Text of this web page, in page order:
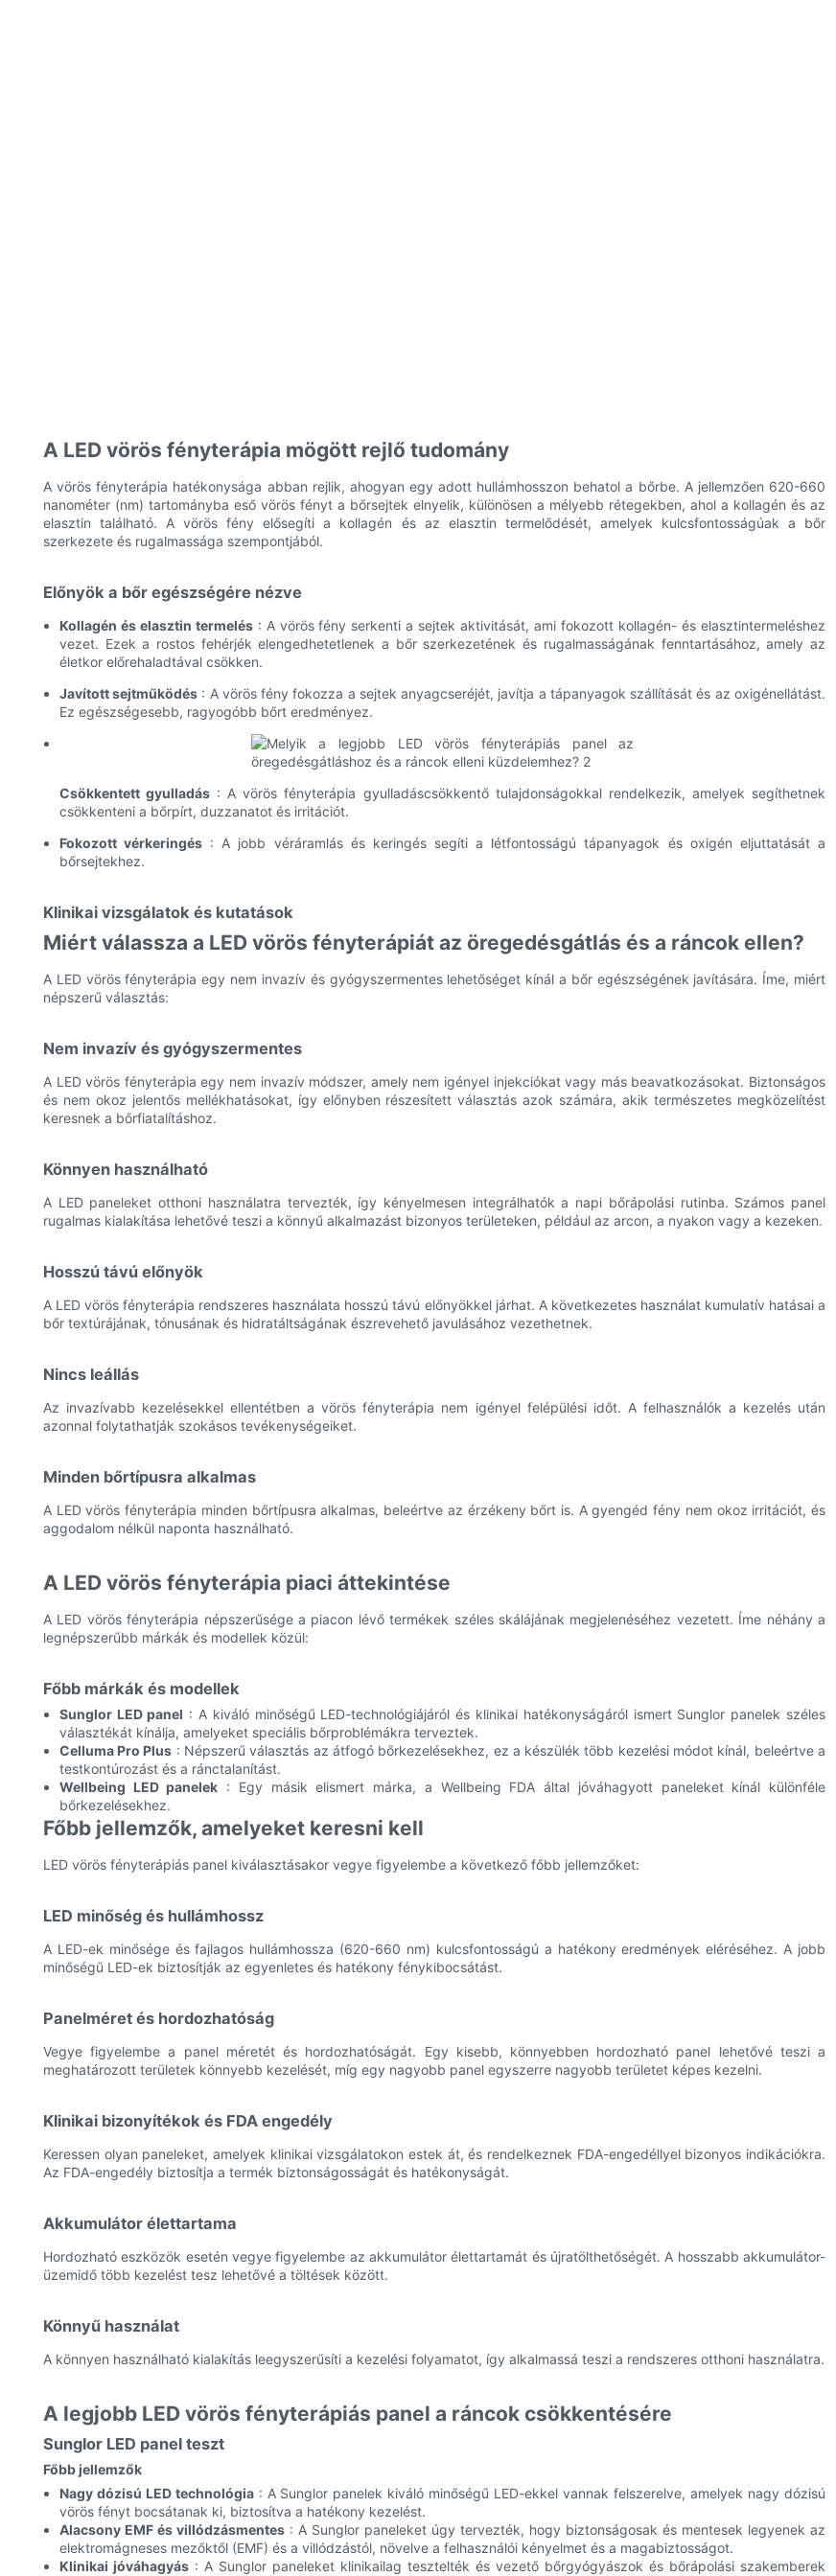
A LED vörös fényterápia mögött rejlő tudomány
A vörös fényterápia hatékonysága abban rejlik, ahogyan egy adott hullámhosszon behatol a bőrbe. A jellemzően 620-660
nanométer (nm) tartományba eső vörös fényt a bőrsejtek elnyelik, különösen a mélyebb rétegekben, ahol a kollagén és az
elasztin található. A vörös fény elősegíti a kollagén és az elasztin termelődését, amelyek kulcsfontosságúak a bőr
szerkezete és rugalmassága szempontjából.
Előnyök a bőr egészségére nézve
Kollagén és elasztin termelés: A vörös fény serkenti a sejtek aktivitását, ami fokozott kollagén- és elasztintermeléshez
vezet. Ezek a rostos fehérjék elengedhetetlenek a bőr szerkezetének és rugalmasságának fenntartásához, amely az
életkor előrehaladtával csökken.
Javított sejtműködés : A vörös fény fokozza a sejtek anyagcseréjét, javítja a tápanyagok szállítását és az oxigénellátást.
Ez egészségesebb, ragyogóbb bőrt eredményez.
Csökkentett gyulladás: A vörös fényterápia gyulladáscsökkentő tulajdonságokkal rendelkezik, amelyek segíthetnek
csökkenteni a bőrpírt, duzzanatot és irritációt.
Fokozott vérkeringés: A jobb véráramlás és keringés segíti a létfontosságú tápanyagok és oxigén eljuttatását a
bőrsejtekhez.
Klinikai vizsgálatok és kutatások
Miért válassza a LED vörös fényterápiát az öregedésgátlás és a ráncok ellen?
A LED vörös fényterápia egy nem invazív és gyógyszermentes lehetőséget kínál a bőr egészségének javítására. Íme, miért
népszerű választás:
Nem invazív és gyógyszermentes
A LED vörös fényterápia egy nem invazív módszer, amely nem igényel injekciókat vagy más beavatkozásokat. Biztonságos
és nem okoz jelentős mellékhatásokat, így előnyben részesített választás azok számára, akik természetes megközelítést
keresnek a bőrfiatalításhoz.
Könnyen használható
A LED paneleket otthoni használatra tervezték, így kényelmesen integrálhatók a napi bőrápolási rutinba. Számos panel
rugalmas kialakítása lehetővé teszi a könnyű alkalmazást bizonyos területeken, például az arcon, a nyakon vagy a kezeken.
Hosszú távú előnyök
A LED vörös fényterápia rendszeres használata hosszú távú előnyökkel járhat. A következetes használat kumulatív hatásai a
bőr textúrájának, tónusának és hidratáltságának észrevehető javulásához vezethetnek.
Nincs leállás
Az invazívabb kezelésekkel ellentétben a vörös fényterápia nem igényel felépülési időt. A felhasználók a kezelés után
azonnal folytathatják szokásos tevékenységeiket.
Minden bőrtípusra alkalmas
A LED vörös fényterápia minden bőrtípusra alkalmas, beleértve az érzékeny bőrt is. A gyengéd fény nem okoz irritációt, és
aggodalom nélkül naponta használható.
A LED vörös fényterápia piaci áttekintése
A LED vörös fényterápia népszerűsége a piacon lévő termékek széles skálájának megjelenéséhez vezetett. Íme néhány a
legnépszerűbb márkák és modellek közül:
Főbb márkák és modellek
Sunglor LED panel : A kiváló minőségű LED-technológiájáról és klinikai hatékonyságáról ismert Sunglor panelek széles
választékát kínálja, amelyeket speciális bőrproblémákra terveztek.
Celluma Pro Plus : Népszerű választás az átfogó bőrkezelésekhez, ez a készülék több kezelési módot kínál, beleértve a
testkontúrozást és a ránctalanítást.
Wellbeing LED panelek : Egy másik elismert márka, a Wellbeing FDA által jóváhagyott paneleket kínál különféle
bőrkezelésekhez.
Főbb jellemzők, amelyeket keresni kell
LED vörös fényterápiás panel kiválasztásakor vegye figyelembe a következő főbb jellemzőket:
LED minőség és hullámhossz
A LED-ek minősége és fajlagos hullámhossza (620-660 nm) kulcsfontosságú a hatékony eredmények eléréséhez. A jobb
minőségű LED-ek biztosítják az egyenletes és hatékony fénykibocsátást.
Panelméret és hordozhatóság
Vegye figyelembe a panel méretét és hordozhatóságát. Egy kisebb, könnyebben hordozható panel lehetővé teszi a
meghatározott területek könnyebb kezelését, míg egy nagyobb panel egyszerre nagyobb területet képes kezelni.
Klinikai bizonyítékok és FDA engedély
Keressen olyan paneleket, amelyek klinikai vizsgálatokon estek át, és rendelkeznek FDA-engedéllyel bizonyos indikációkra.
Az FDA-engedély biztosítja a termék biztonságosságát és hatékonyságát.
Akkumulátor élettartama
Hordozható eszközök esetén vegye figyelembe az akkumulátor élettartamát és újratölthetőségét. A hosszabb akkumulátor-
üzemidő több kezelést tesz lehetővé a töltések között.
Könnyű használat
A könnyen használható kialakítás leegyszerűsíti a kezelési folyamatot, így alkalmassá teszi a rendszeres otthoni használatra.
A legjobb LED vörös fényterápiás panel a ráncok csökkentésére
Sunglor LED panel teszt
Főbb jellemzők
Nagy dózisú LED technológia: A Sunglor panelek kiváló minőségű LED-ekkel vannak felszerelve, amelyek nagy dózisú
vörös fényt bocsátanak ki, biztosítva a hatékony kezelést.
Alacsony EMF és villódzásmentes: A Sunglor paneleket úgy tervezték, hogy biztonságosak és mentesek legyenek az
elektromágneses mezőktől (EMF) és a villódzástól, növelve a felhasználói kényelmet és a magabiztosságot.
Klinikai jóváhagyás: A Sunglor paneleket klinikailag tesztelték és vezető bőrgyógyászok és bőrápolási szakemberek